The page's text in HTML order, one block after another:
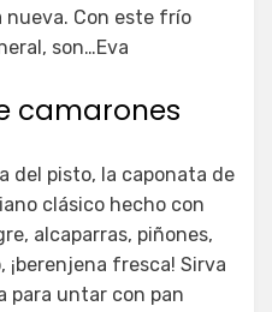
nueva. Con este frío
son…Eva
camarones
del pisto, la caponata de
clásico hecho con
alcaparras, piñones,
fresca! Sirva
para untar con pan